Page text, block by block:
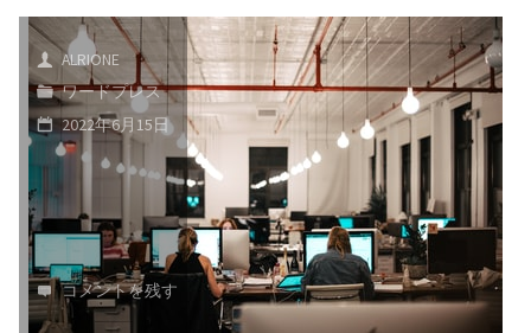
商
品
を
販
売
す
ド
プ
レ
ス
が
簡
い
方
の
説
明：
パ
レ
ス）：
初
心
者
の
ALRIONE
ワードプレス
2022年6月15日
コメントを残す